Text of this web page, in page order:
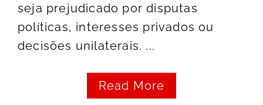
seja prejudicado por disputas
políticas, interesses privados ou
decisões unilaterais. ...
Read More